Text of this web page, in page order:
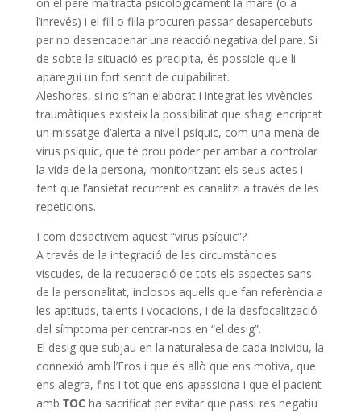
on el pare maltracta psicològicament la mare (o a
l’inrevés) i el fill o filla procuren passar desapercebuts
per no desencadenar una reacció negativa del pare. Si
de sobte la situació es precipita, és possible que li
aparegui un fort sentit de culpabilitat.
Aleshores, si no s’han elaborat i integrat les vivències
traumàtiques existeix la possibilitat que s’hagi encriptat
un missatge d’alerta a nivell psíquic, com una mena de
virus psíquic, que té prou poder per arribar a controlar
la vida de la persona, monitoritzant els seus actes i
fent que l’ansietat recurrent es canalitzi a través de les
repeticions.
I com desactivem aquest “virus psíquic”?
A través de la integració de les circumstàncies
viscudes, de la recuperació de tots els aspectes sans
de la personalitat, inclosos aquells que fan referència a
les aptituds, talents i vocacions, i de la desfocalització
del símptoma per centrar-nos en “el desig”.
El desig que subjau en la naturalesa de cada individu, la
connexió amb l’Eros i que és allò que ens motiva, que
ens alegra, fins i tot que ens apassiona i que el pacient
amb TOC ha sacrificat per evitar que passi res negatiu